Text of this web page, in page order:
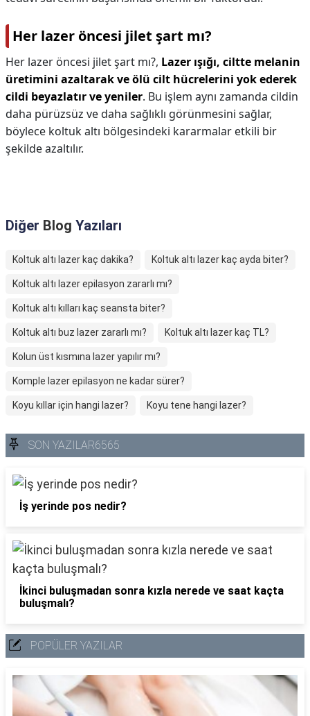
Her lazer öncesi jilet şart mı?
Her lazer öncesi jilet şart mı?, Lazer ışığı, ciltte melanin
üretimini azaltarak ve ölü cilt hücrelerini yok ederek
cildi beyazlatır ve yeniler. Bu işlem aynı zamanda cildin
daha pürüzsüz ve daha sağlıklı görünmesini sağlar,
böylece koltuk altı bölgesindeki kararmalar etkili bir
şekilde azaltılır.
Diğer Blog Yazıları
Koltuk altı lazer kaç dakika? Koltuk altı lazer kaç ayda biter?
Koltuk altı lazer epilasyon zararlı mı?
Koltuk altı kılları kaç seansta biter?
Koltuk altı buz lazer zararlı mı? Koltuk altı lazer kaç TL?
Kolun üst kısmına lazer yapılır mı?
Komple lazer epilasyon ne kadar sürer?
Koyu kıllar için hangi lazer? Koyu tene hangi lazer?
SON YAZILAR6565
İş yerinde pos nedir?
İkinci buluşmadan sonra kızla nerede ve saat kaçta
buluşmalı?
POPÜLER YAZILAR